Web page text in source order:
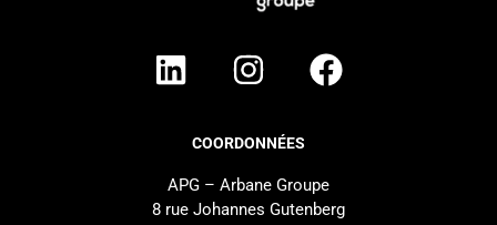
COORDONNÉES
APG – Arbane Groupe
8 rue Johannes Gutenberg